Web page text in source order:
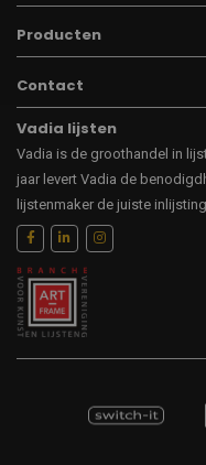
Producten
Contact
Vadia lijsten
Vadia is de groothandel in
jaar levert Vadia de
lijstenmaker de juiste